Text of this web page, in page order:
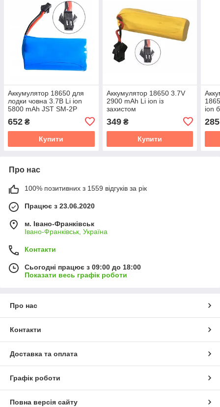
Аккумулятор 18650 для
лодки човна 3.7В Li ion
5800 mAh JST SM-2P
652 ₴
Купити
Аккумулятор 18650 3.7V
2900 mAh Li ion із
захистом
349₴
Купити
ion
285
Про нас
100% позитивних з 1559 відгуків за рік
Працює з 23.06.2020
м. Івано-Франківськ
Івано-Франківськ, Україна
Контакти
Сьогодні працює з 09:00 до 18:00
Показати весь графік роботи
Про нас
Контакти
Доставка та оплата
Графік роботи
Повна версія сайту